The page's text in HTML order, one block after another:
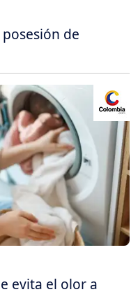
de
evita el olor a